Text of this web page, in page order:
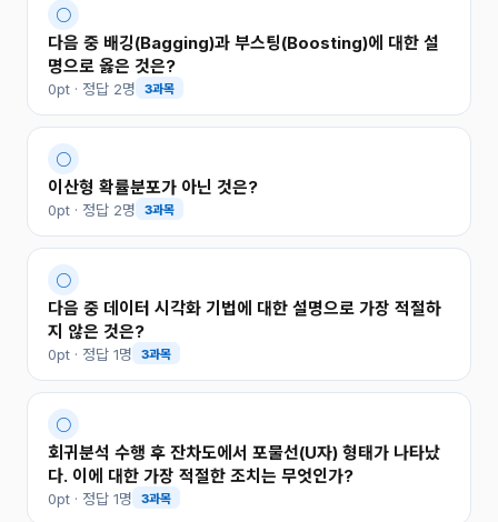
○
다음 중 배깅(Bagging)과 부스팅(Boosting)에 대한 설
명으로 옳은 것은?
0pt · 정답 2명 3과목
○
이산형 확률분포가 아닌 것은?
0pt · 정답 2명 3과목
○
다음 중 데이터 시각화 기법에 대한 설명으로 가장 적절하
지 않은 것은?
0pt · 정답 1명 3과목
○
회귀분석 수행 후 잔차도에서 포물선(U자) 형태가 나타났
다. 이에 대한 가장 적절한 조치는 무엇인가?
0pt · 정답 1명 3과목